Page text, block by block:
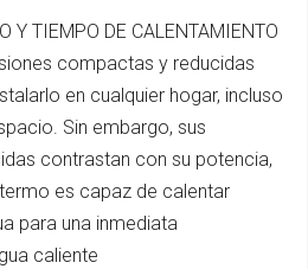
Y TIEMPO DE CALENTAMIENTO
compactas y reducidas
en cualquier hogar, incluso
Sin embargo, sus
contrastan con su potencia,
es capaz de calentar
para una inmediata
caliente